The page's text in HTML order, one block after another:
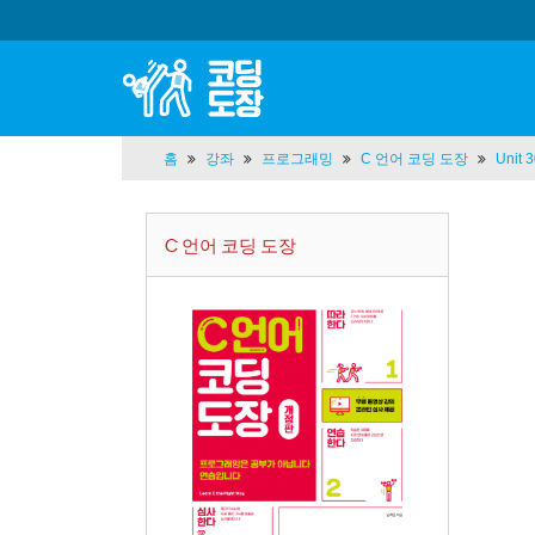
홈 강좌 프로그래밍 C 언어 코딩 도장 Unit
C 언어 코딩 도장